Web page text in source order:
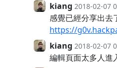
kiang 2018-02-07
感覺已經分享出去
https://
kiang 2018-02-07
編輯頁面太多人進